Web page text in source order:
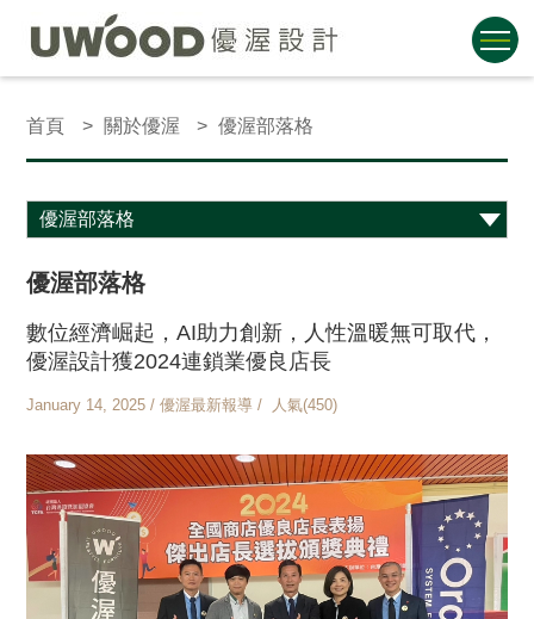
首頁 關於優渥 優渥部落格
優渥部落格
數位經濟崛起，AI助力創新，人性溫暖無可取代，
優渥設計獲2024連鎖業優良店長
January 14, 2025 / 優渥最新報導 / 人氣(450)